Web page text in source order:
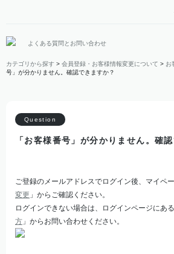
よくある質問とお問い合わせ
カテゴリから探す > 会員登録・お客様情報変更について > お
号」が分かりません。確認できますか？
「お客様番号」が分かりません。確
ご登録のメールアドレスでログイン後、マイペ
変更 」からご確認ください。
ログインできない場合は、ログインページにある
方 」からお問い合わせください。